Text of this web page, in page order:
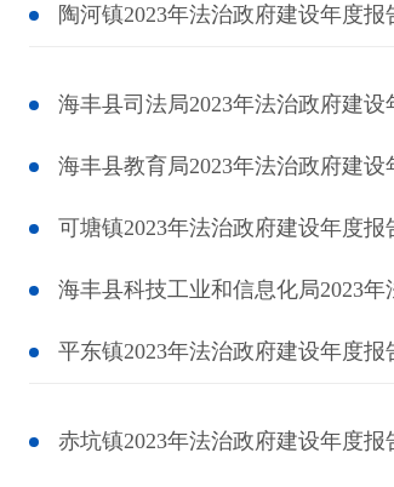
陶河镇2023年法治政府建设年度报
海丰县司法局2023年法治政府建设
海丰县教育局2023年法治政府建设
可塘镇2023年法治政府建设年度报
海丰县科技工业和信息化局2023
平东镇2023年法治政府建设年度报
赤坑镇2023年法治政府建设年度报